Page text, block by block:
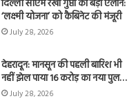
दिल्ली सीएम रेखा गुप्ता का बड़ा एलान:
‘लक्ष्मी योजना’ को कैबिनेट की मंजूरी
July 28, 2026
देहरादून: मानसून की पहली बारिश भी
नहीं झेल पाया 16 करोड़ का नया पुल…
July 28, 2026